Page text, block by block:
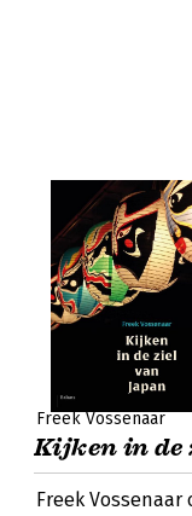
Freek Vossenaar
Kijken in de
Freek